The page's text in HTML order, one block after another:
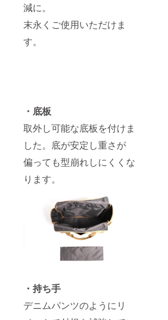
減に。
末永くご使用いただけま
す。
・底板
取外し可能な底板を付けま
した。底が安定し重さが
偏っても型崩れしにくくな
ります。
・持ち手
デニムパンツのようにリ